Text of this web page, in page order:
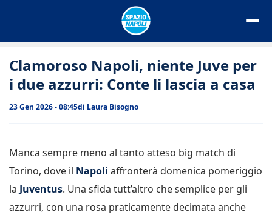
Clamoroso Napoli, niente Juve per
i due azzurri: Conte li lascia a casa
23 Gen 2026 - 08:45di Laura Bisogno
Manca sempre meno al tanto atteso big match di
Torino, dove il Napoli affronterà domenica pomeriggio
la Juventus. Una sfida tutt’altro che semplice per gli
azzurri, con una rosa praticamente decimata anche